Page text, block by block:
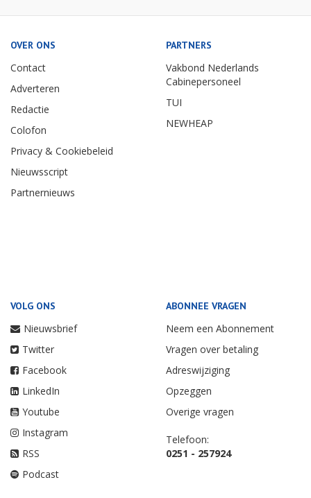
OVER ONS
Contact
Adverteren
Redactie
Colofon
Privacy & Cookiebeleid
Nieuwsscript
Partnernieuws
PARTNERS
Vakbond Nederlands
Cabinepersoneel
TUI
NEWHEAP
VOLG ONS
Nieuwsbrief
Twitter
Facebook
LinkedIn
Youtube
Instagram
RSS
Podcast
ABONNEE VRAGEN
Neem een Abonnement
Vragen over betaling
Adreswijziging
Opzeggen
Overige vragen
Telefoon:
0251 - 257924